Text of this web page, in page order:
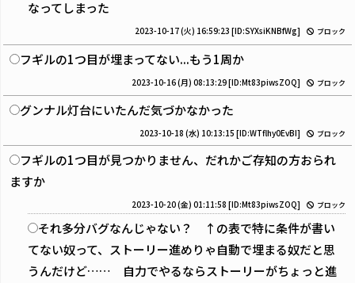
なってしまった
2023-10-17 (火) 16:59:23 [ID:SYXsiKNBfWg] ブロック
フギルの1つ目が埋まってない...もう1周か
2023-10-16 (月) 08:13:29[ID:Mt83piwsZOQ] ブロック
グンナル灯台にいたんだ気づかなかった
2023-10-18 (水) 10:13:15 [ID:WTflhy0EvBI] ブロック
フギルの1つ目が見つかりません、だれかご存知の方おられ
ますか
2023-10-20 (金) 01:11:58 [ID:Mt83piwsZOQ] ブロック
それ多分バグなんじゃない？ ↑の表で特に条件が書い
てない奴って、ストーリー進めりゃ自動で埋まる奴だと思
うんだけど…… 自力でやるならストーリーがちょっと進